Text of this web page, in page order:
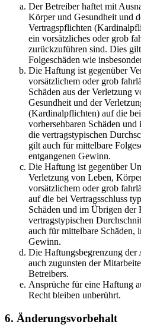
Der Betreiber haftet mit
Körper und Gesundheit und
Vertragspflichten
ein vorsätzliches oder grob
zurückzuführen sind. Dies
Folgeschäden wie
Die Haftung ist gegenüber
vorsätzlichem oder grob
Schäden aus der Verletzung
Gesundheit und der
(Kardinalpflichten) auf die
vorhersehbaren Schäden
die vertragstypischen
gilt auch für mittelbare
entgangenen Gewinn.
Die Haftung ist gegenüber
Verletzung von Leben,
vorsätzlichem oder grob
auf die bei Vertragsschluss
Schäden und im Übrigen der
vertragstypischen
auch für mittelbare Schäden,
Gewinn.
Die Haftungsbegrenzung der
auch zugunsten der
Betreibers.
Ansprüche für eine Haftung
Recht bleiben unberührt.
6. Änderungsvorbehalt